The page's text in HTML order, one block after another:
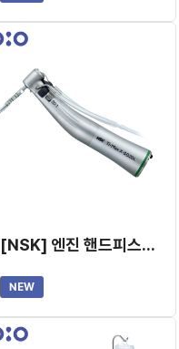
[NSK] 엔진 핸드피스 (일체형, X-SG20L)
NEW